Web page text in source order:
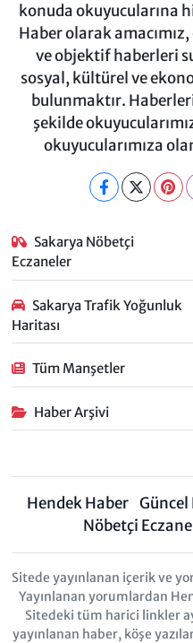
konuda okuyucularına
Haber olarak
ve objektif haberleri
sosyal, kültürel ve
bulunmaktır.
şekilde
okuyucularımıza
Sakarya Nöbetçi
Eczaneler
Sakarya Trafik Yoğunluk
Haritası
Tüm Manşetler
Haber Arşivi
Hendek Haber
Nöbetçi
Sitede yayınlanan içerik ve
Yayınlanan yorumlardan
Sitedeki tüm harici linkler
yayınlanan haber, köşe